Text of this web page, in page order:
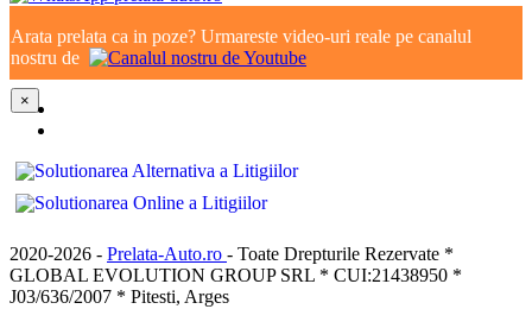
Arata prelata ca in poze? Urmareste video-uri reale pe canalul
nostru de
×
2020-2026 - Prelata-Auto.ro - Toate Drepturile Rezervate *
GLOBAL EVOLUTION GROUP SRL * CUI:21438950 *
J03/636/2007 * Pitesti, Arges